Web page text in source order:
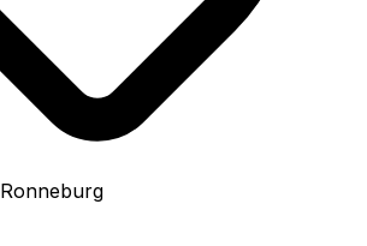
Ronneburg